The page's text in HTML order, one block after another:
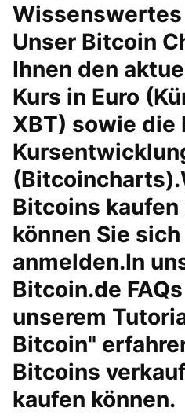
Unser Bitcoin
Ihnen den
Kurs in Euro
XBT) sowie die
Bitcoins
können Sie
anmelden.In
Bitcoin.de
unserem
Bitcoin"
Bitcoins
kaufen können.